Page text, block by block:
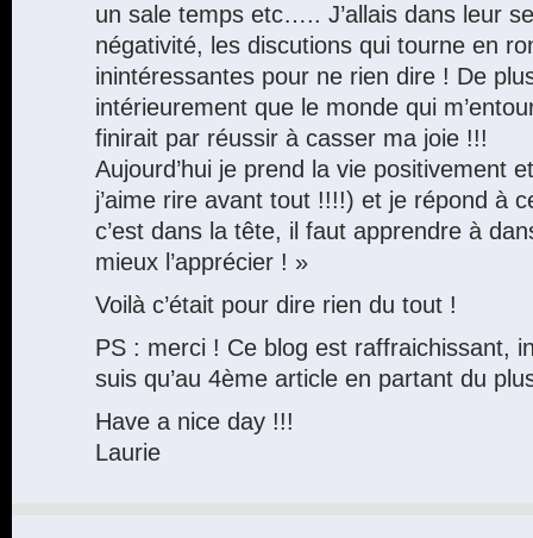
un sale temps etc….. J’allais dans leur
négativité, les discutions qui tourne en
inintéressantes pour ne rien dire ! De
intérieurement que le monde qui
finirait par réussir à casser ma joie !!!
Aujourd’hui je prend la vie positivement
j’aime rire avant tout !!!!) et je répond à
c’est dans la tête, il faut apprendre à
mieux l’apprécier ! »
Voilà c’était pour dire rien du tout !
PS : merci ! Ce blog est raffraichissant,
suis qu’au 4ème article en partant du
Have a nice day !!!
Laurie